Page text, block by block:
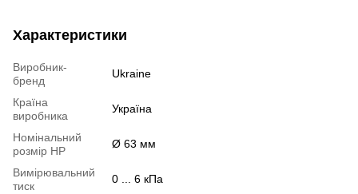
Характеристики
Виробник-
бренд
Ukraine
Країна
виробника
Україна
Номінальний
розмір НР
Ø 63 мм
Вимірювальний
тиск
0 ... 6 кПа